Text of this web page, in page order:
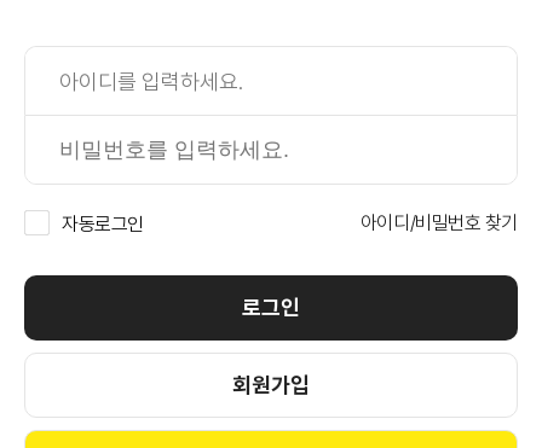
자동로그인 아이디/비밀번호 찾기
로그인
회원가입